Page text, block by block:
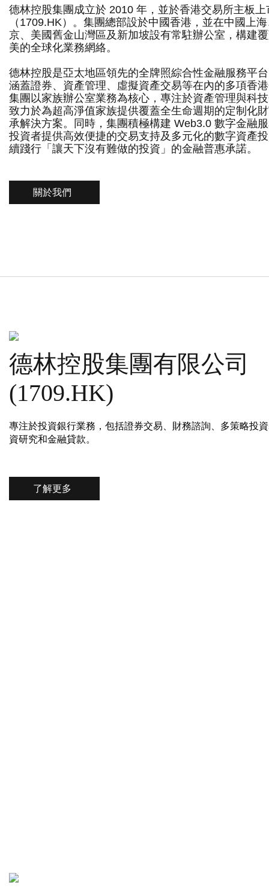
德林控股集團成立於 2010 年，並於香港交易所主板上
（1709.HK）。集團總部設於中國香港，並在中國上
京、美國舊金山灣區及新加坡設有常駐辦公室，構建
美的全球化業務網絡。
德林控股是亞太地區領先的全牌照綜合性金融服務平
涵蓋證券、資產管理、虛擬資產交易等在內的多項香
集團以家族辦公室業務為核心，專注於資產管理與科
致力於為超高淨值家族提供覆蓋全生命週期的定制化
承解決方案。同時，集團積極構建 Web3.0 數字金融
投資者提供高效便捷的交易支持及多元化的數字資產
續踐行「讓天下沒有難做的投資」的金融普惠承諾。
關於我們
德林控股集團有限公司
(1709.HK)
專注於投資銀行業務，包括證券交易、財務諮詢、多策略投
資研究和金融貸款。
了解更多